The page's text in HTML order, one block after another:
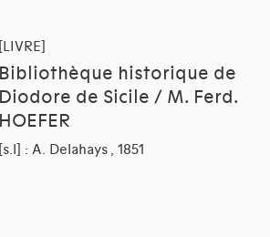
[LIVRE]
Bibliothèque historique de
Diodore de Sicile / M. Ferd.
HOEFER
[s.l] : A. Delahays , 1851